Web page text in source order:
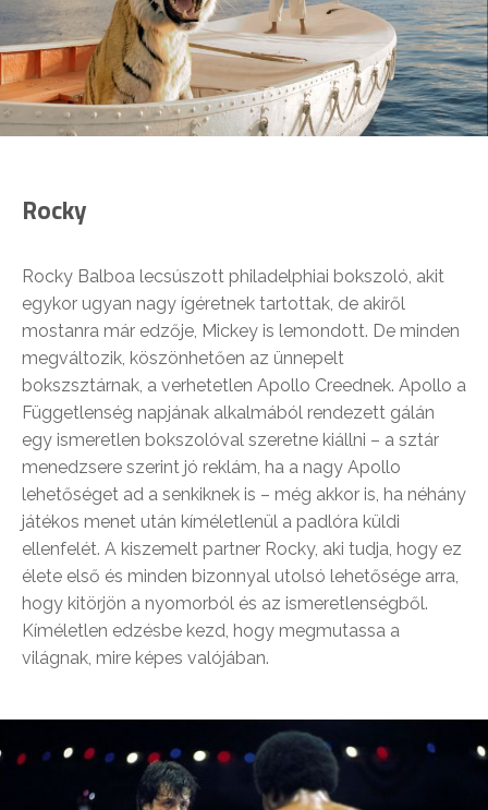
Rocky
Rocky Balboa lecsúszott philadelphiai bokszoló, akit
egykor ugyan nagy ígéretnek tartottak, de akiről
mostanra már edzője, Mickey is lemondott. De minden
megváltozik, köszönhetően az ünnepelt
bokszsztárnak, a verhetetlen Apollo Creednek. Apollo a
Függetlenség napjának alkalmából rendezett gálán
egy ismeretlen bokszolóval szeretne kiállni – a sztár
menedzsere szerint jó reklám, ha a nagy Apollo
lehetőséget ad a senkiknek is – még akkor is, ha néhány
játékos menet után kíméletlenül a padlóra küldi
ellenfelét. A kiszemelt partner Rocky, aki tudja, hogy ez
élete első és minden bizonnyal utolsó lehetősége arra,
hogy kitörjön a nyomorból és az ismeretlenségből.
Kíméletlen edzésbe kezd, hogy megmutassa a
világnak, mire képes valójában.